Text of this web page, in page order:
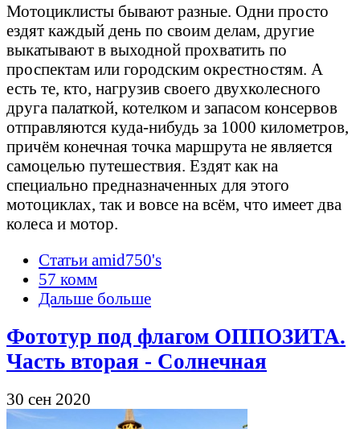
Мотоциклисты бывают разные. Одни просто
ездят каждый день по своим делам, другие
выкатывают в выходной прохватить по
проспектам или городским окрестностям. А
есть те, кто, нагрузив своего двухколесного
друга палаткой, котелком и запасом консервов
отправляются куда-нибудь за 1000 километров,
причём конечная точка маршрута не является
самоцелью путешествия. Ездят как на
специально предназначенных для этого
мотоциклах, так и вовсе на всём, что имеет два
колеса и мотор.
Статьи amid750's
57 комм
Дальше больше
Фототур под флагом ОППОЗИТА.
Часть вторая - Солнечная
30 сен 2020